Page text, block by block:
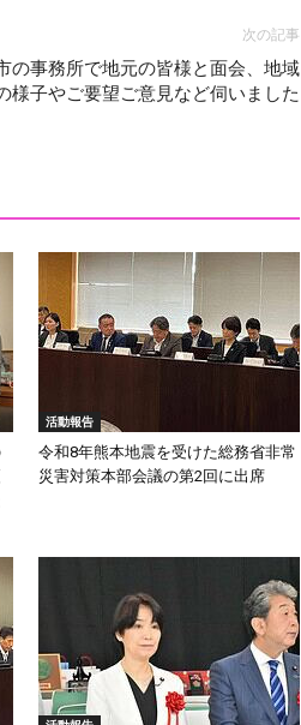
次の記事
の事務所で地元の皆様と面会、地域
様子やご要望ご意見など伺いました
活動報告
令和8年熊本地震を受けた総務省非常
災害対策本部会議の第2回に出席